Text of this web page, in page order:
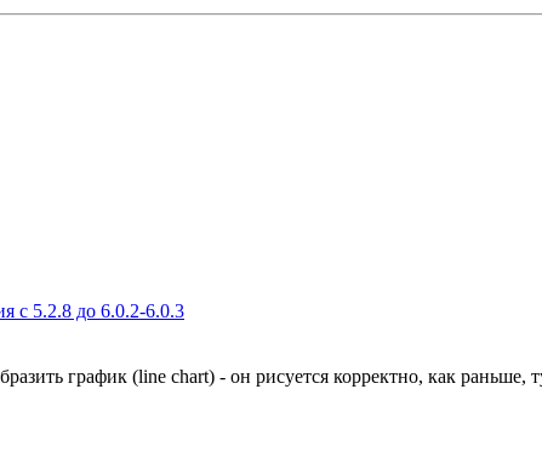
c 5.2.8 до 6.0.2-6.0.3
график (line chart) - он рисуется корректно, как раньше,